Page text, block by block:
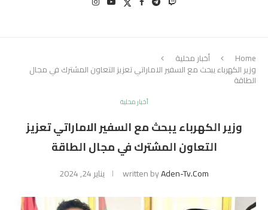
Home أخبار محلية
وزير الكهرباء يبحث مع السفير الاماراتي تعزيز التعاون المشترك في مجال
الطاقة
أخبار محلية
وزير الكهرباء يبحث مع السفير الاماراتي تعزيز
التعاون المشترك في مجال الطاقة
written byAden-Tv.com يناير 24, 2024